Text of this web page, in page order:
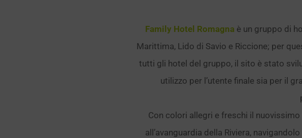
Family Hotel Romagna è un gruppo di
Marittima, Lido di Savio e Riccione; per
tutti gli hotel del gruppo, il sito è stato
utilizzo per l’utente finale sia per il
Con colori allegri e freschi il nuovissimo
all’avanguardia della Riviera,